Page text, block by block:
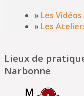
» Les Vidéos
» Les
Lieux de
Narbonne